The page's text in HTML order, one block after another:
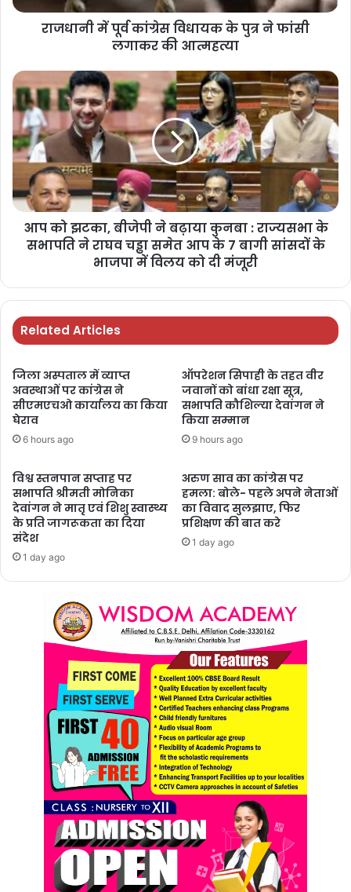
राजधानी में पूर्व कांग्रेस विधायक के पुत्र ने फांसी
लगाकर की आत्महत्या
आप को झटका, बीजेपी ने बढ़ाया कुनबा : राज्यसभा के
सभापति ने राघव चड्ढा समेत आप के 7 बागी सांसदों के
भाजपा में विलय को दी मंजूरी
Related Articles
जिला अस्पताल में व्याप्त
अवस्थाओं पर कांग्रेस ने
सीएमएचओ कार्यालय का किया
घेराव
6 hours ago
ऑपरेशन सिपाही के तहत वीर
जवानों को बांधा रक्षा सूत्र,
सभापति कौशिल्या देवांगन ने
किया सम्मान
9 hours ago
विश्व स्तनपान सप्ताह पर
सभापति श्रीमती मोनिका
देवांगन ने मातृ एवं शिशु स्वास्थ्य
के प्रति जागरूकता का दिया
संदेश
1 day ago
अरुण साव का कांग्रेस पर
हमला: बोले- पहले अपने नेताओं
का विवाद सुलझाए, फिर
प्रशिक्षण की बात करे
1 day ago